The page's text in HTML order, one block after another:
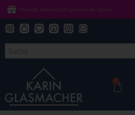
Freundin werben und gemeinsam sparen
0